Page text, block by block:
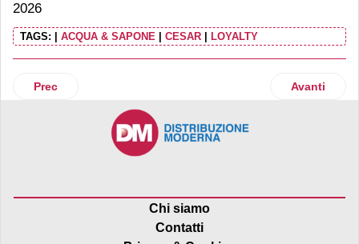
2026
TAGS: ACQUA & SAPONE CESAR LOYALTY
Articolo precedente: Rovagnati è official partner del Giro-
Prec Articolo
Avanti
Chi siamo
Contatti